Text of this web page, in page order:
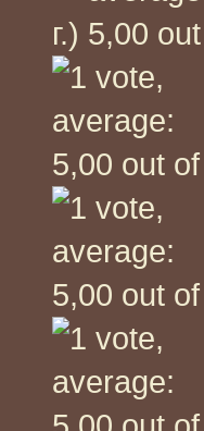
г.)